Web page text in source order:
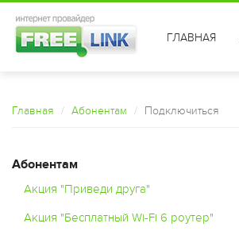
ГЛАВНАЯ
Главная Абонентам Подключиться
Абонентам
Акция "Приведи друга"
Акция "Бесплатный Wi-Fi 6 роутер"